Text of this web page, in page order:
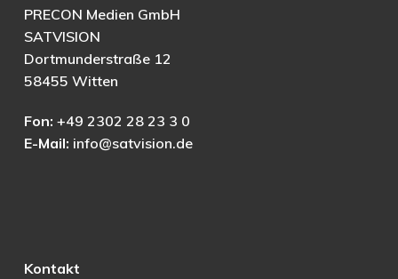
PRECON Medien GmbH
SATVISION
Dortmunderstraße 12
58455 Witten
Fon: +49 2302 28 23 3 0
E-Mail: info@satvision.de
Kontakt